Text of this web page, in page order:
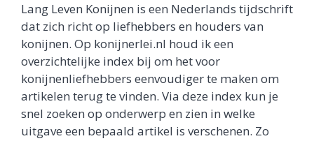
Lang Leven Konijnen is een Nederlands tijdschrift
dat zich richt op liefhebbers en houders van
konijnen. Op konijnerlei.nl houd ik een
overzichtelijke index bij om het voor
konijnenliefhebbers eenvoudiger te maken om
artikelen terug te vinden. Via deze index kun je
snel zoeken op onderwerp en zien in welke
uitgave een bepaald artikel is verschenen. Zo